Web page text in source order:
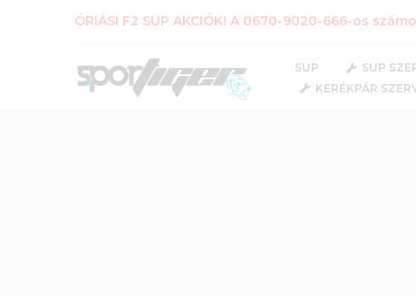
ÓRIÁSI F2 SUP AKCIÓK! A 0670-9020-666-os
SUP SUP
KERÉKPÁR